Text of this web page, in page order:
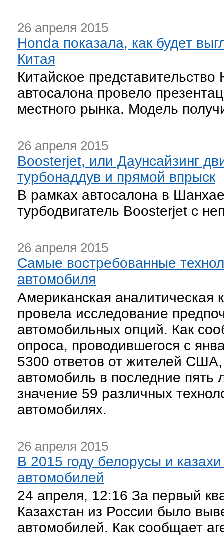
26 апреля 2015
Honda показала, как будет
Китая
Китайское
автосалона провело
местного рынка. Модель
26 апреля 2015
Boosterjet, или Даунсайзинг
турбонаддув и прямой впрыск
В рамках автосалона в
турбодвигатель Boosterjet с
26 апреля 2015
Самые востребованные
автомобиля
Американская аналитическая
провела исследование
автомобильных опций. Как
опроса, проводившегося с
5300 ответов от жителей
автомобиль в последние
значение 59 различных
автомобилях.
26 апреля 2015
В 2015 году белорусы и
автомобилей
24 апреля, 12:16 За первый
Казахстан из России было
автомобилей. Как сообщает